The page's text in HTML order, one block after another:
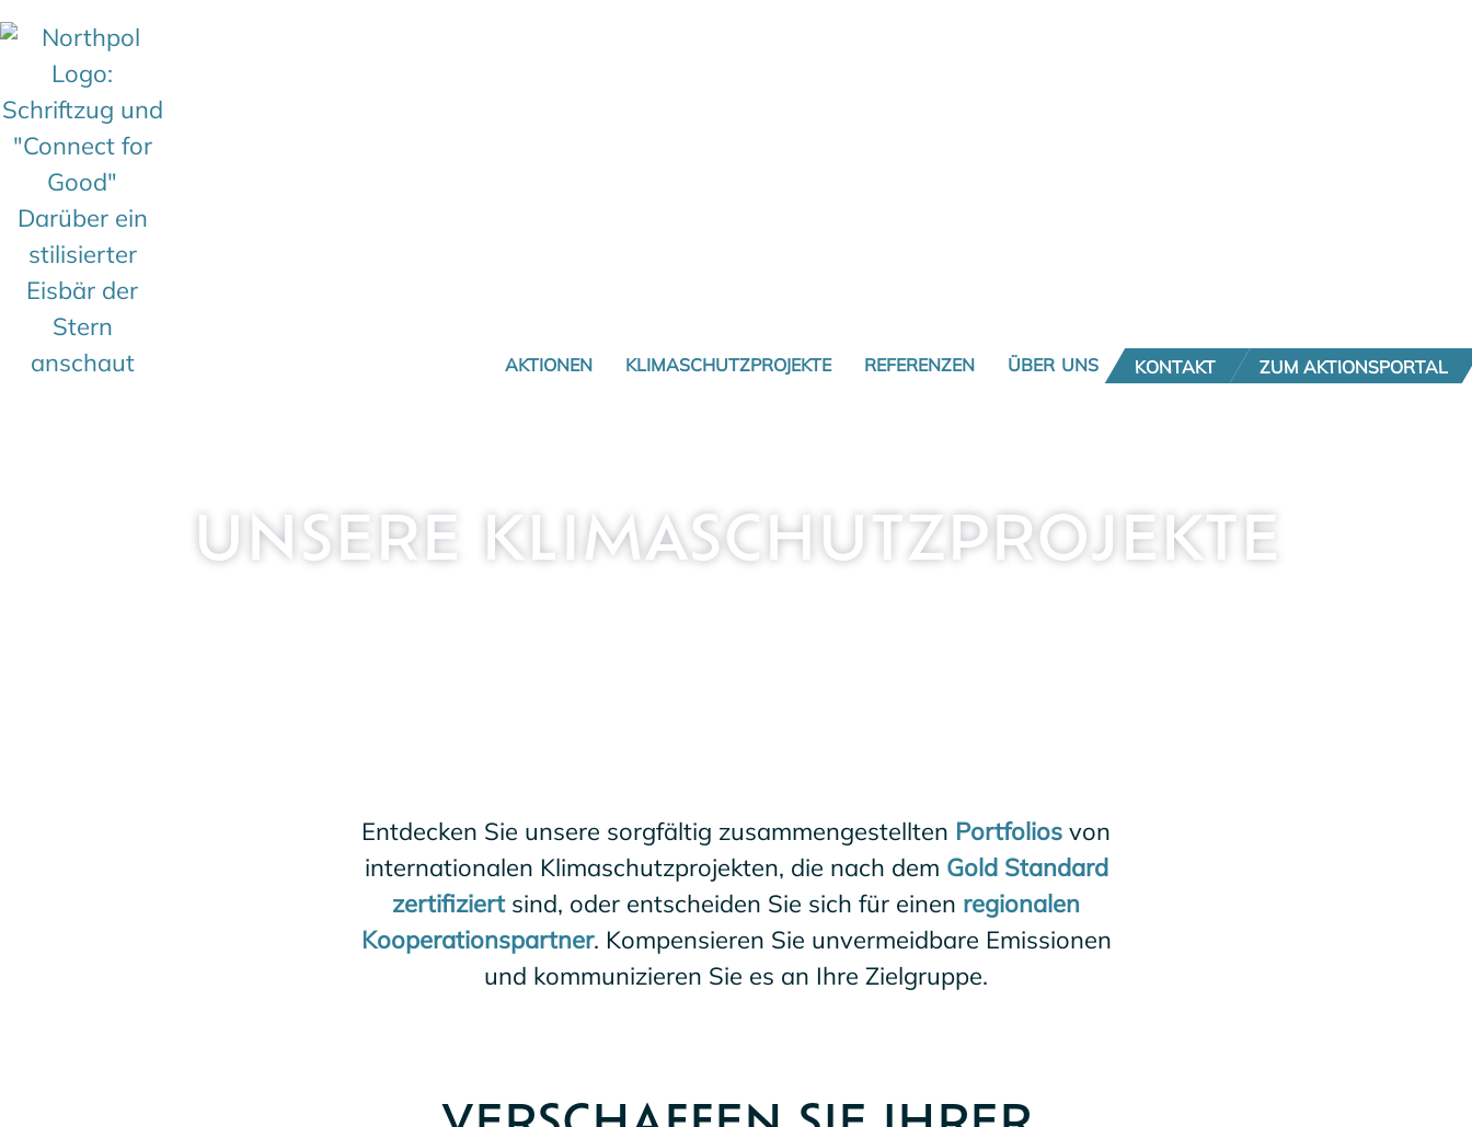
AKTIONEN KLIMASCHUTZPROJEKTE REFERENZEN ÜBER UNS KONTAKT ZUM AKTIONSPORTAL
UNSERE KLIMASCHUTZ­PROJEKTE
Entdecken Sie unsere sorgfältig zusammengestellten Portfolios von
internationalen Klimaschutzprojekten, die nach dem Gold Standard
zertifiziertsind, oder entscheiden Sie sich für einen regionalen
Kooperationspartner. Kompensieren Sie unvermeidbare Emissionen
und kommunizieren Sie es an Ihre Zielgruppe.